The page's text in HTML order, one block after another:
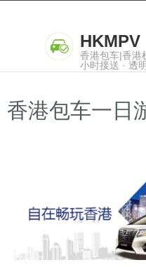
HKMPV
香港包车|香港
小时接送 · 透
香港包车一日